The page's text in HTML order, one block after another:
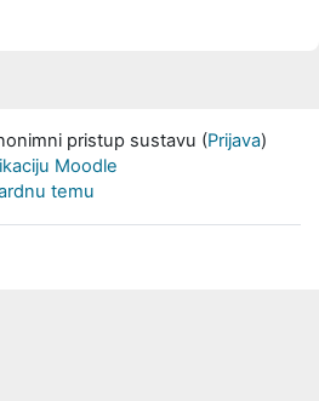
pristup sustavu (Prijava)
Moodle
temu